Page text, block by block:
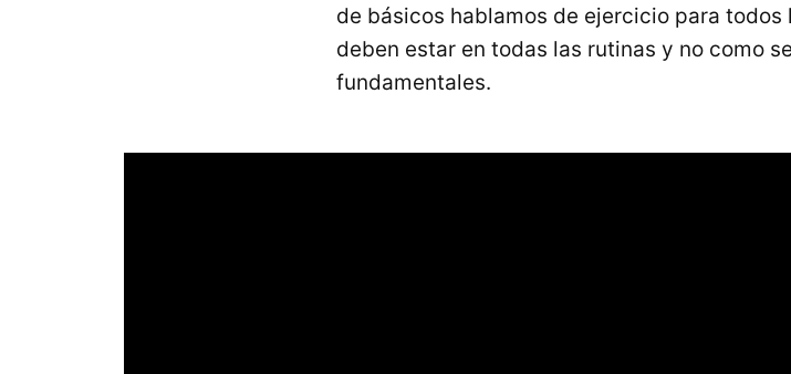
de básicos hablamos de ejercicio para
deben estar en todas las rutinas y no como
fundamentales.